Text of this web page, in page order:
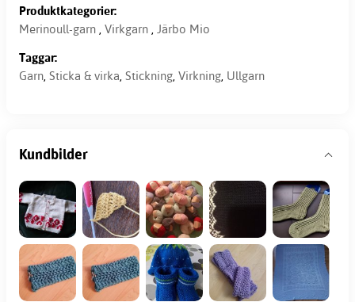
Produktkategorier:
Merinoull-garn , Virkgarn , Järbo Mio
Taggar:
Garn, Sticka & virka, Stickning, Virkning, Ullgarn
Kundbilder